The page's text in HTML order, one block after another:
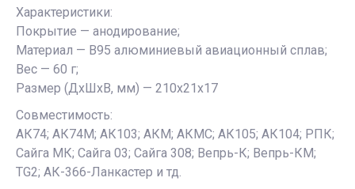
Характеристики:
Покрытие — анодирование;
Материал — В95 алюминиевый авиационный сплав;
Вес — 60 г;
Размер (ДхШхВ, мм) — 210х21х17
Совместимость:
АК74; АК74М; АК103; АКМ; АКМС; АК105; АК104; РПК;
Сайга МК; Сайга 03; Сайга 308; Вепрь-К; Вепрь-КМ;
TG2; АК-366-Ланкастер и тд.